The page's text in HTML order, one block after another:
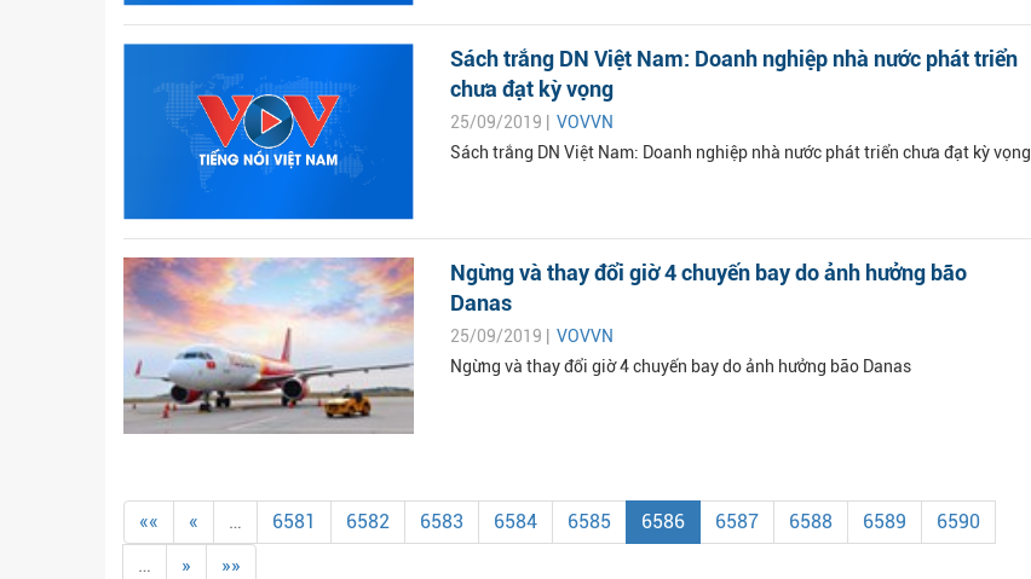
Sách trắng DN Việt Nam: Doanh nghiệp nhà nước phát triển
chưa đạt kỳ vọng
25/09/2019 | VOVVN
Sách trắng DN Việt Nam: Doanh nghiệp nhà nước phát triển chưa đạt kỳ vọng
Ngừng và thay đổi giờ 4 chuyến bay do ảnh hưởng bão
Danas
25/09/2019 | VOVVN
Ngừng và thay đổi giờ 4 chuyến bay do ảnh hưởng bão Danas
«« « … 6581 6582 6583 6584 6585 6586 6587 6588 6589
6590
…
» »»